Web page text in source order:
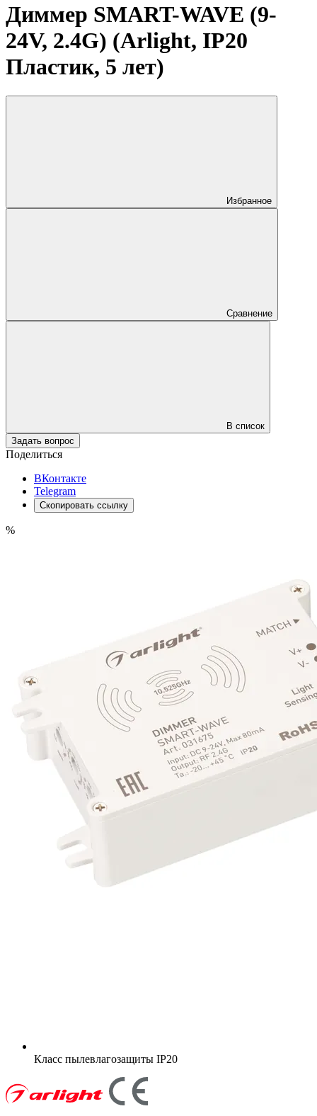
Диммер SMART-WAVE (9-
24V, 2.4G) (Arlight, IP20
Пластик, 5 лет)
Избранное
Сравнение
В список
Задать вопрос
Поделиться
ВКонтакте
Telegram
Скопировать ссылку
%
Класс пылевлагозащиты IP20